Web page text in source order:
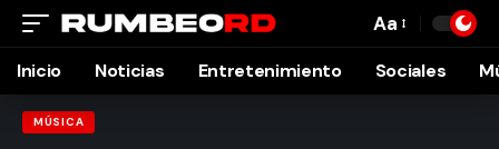
Font
Resizer
Aa
Inicio Noticias Entretenimiento Sociales
MÚSICA